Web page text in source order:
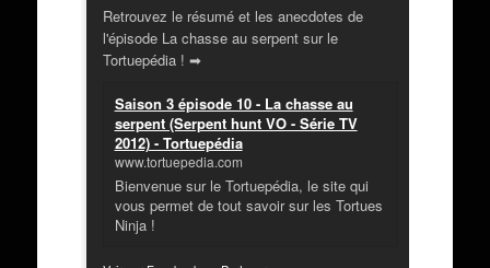
Retrouvez le résumé et les anecdotes de
l'épisode La chasse au serpent sur le
Tortuepédia ! ➡
Saison 3 épisode 10 - La chasse au
serpent (Serpent hunt VO - Série TV
2012) - Tortuepédia
www.tortuepedia.com
Bienvenue sur le Tortuepédia, le site qui
vous permet de tout savoir sur les Tortues
Ninja !